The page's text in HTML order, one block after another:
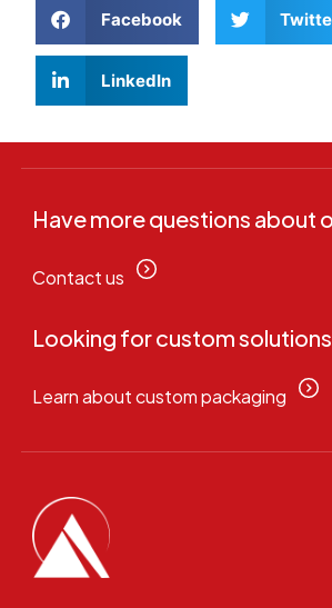
Facebook
LinkedIn
Have more questions about
Contact us
Looking for custom
Learn about custom packaging